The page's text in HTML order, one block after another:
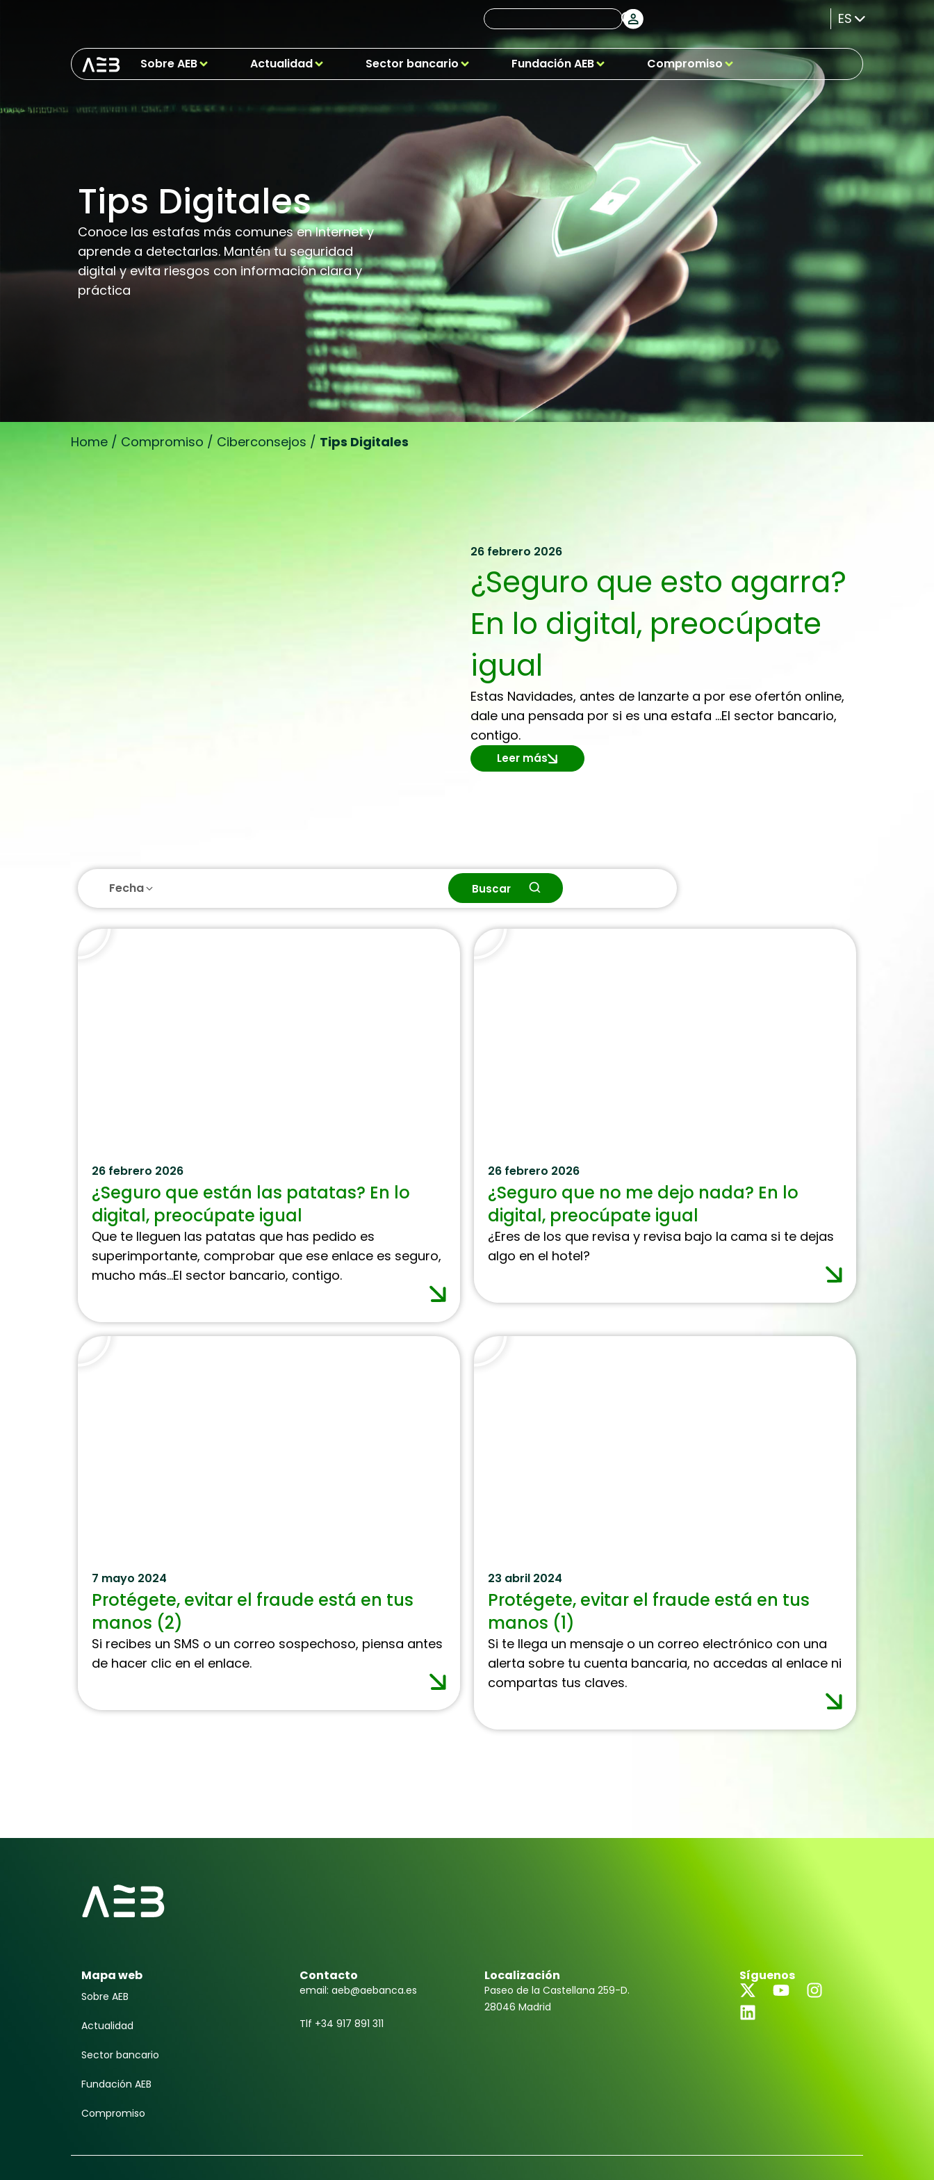
ES
Sobre AEB Actualidad Sector bancario Fundación AEB Compromiso
Tips Digitales
Conoce las estafas más comunes en Internet y
aprende a detectarlas. Mantén tu seguridad
digital y evita riesgos con información clara y
práctica
Home / Compromiso / Ciberconsejos / Tips Digitales
26 febrero 2026
¿Seguro que esto agarra?
En lo digital, preocúpate
igual
Estas Navidades, antes de lanzarte a por ese ofertón online,
dale una pensada por si es una estafa ...El sector bancario,
contigo.
Leer más
Fecha Buscar
26 febrero 2026
¿Seguro que están las patatas? En lo
digital, preocúpate igual
Que te lleguen las patatas que has pedido es
superimportante, comprobar que ese enlace es seguro,
mucho más…El sector bancario, contigo.
26 febrero 2026
¿Seguro que no me dejo nada? En lo
digital, preocúpate igual
¿Eres de los que revisa y revisa bajo la cama si te dejas
algo en el hotel?
7 mayo 2024
Protégete, evitar el fraude está en tus
manos (2)
Si recibes un SMS o un correo sospechoso, piensa antes
de hacer clic en el enlace.
23 abril 2024
Protégete, evitar el fraude está en tus
manos (1)
Si te llega un mensaje o un correo electrónico con una
alerta sobre tu cuenta bancaria, no accedas al enlace ni
compartas tus claves.
Mapa web
Sobre AEB
Actualidad
Sector bancario
Fundación AEB
Compromiso
Contacto
email: aeb@aebanca.es
Tlf +34 917 891 311
Localización
Paseo de la Castellana 259-D.
28046 Madrid
Síguenos